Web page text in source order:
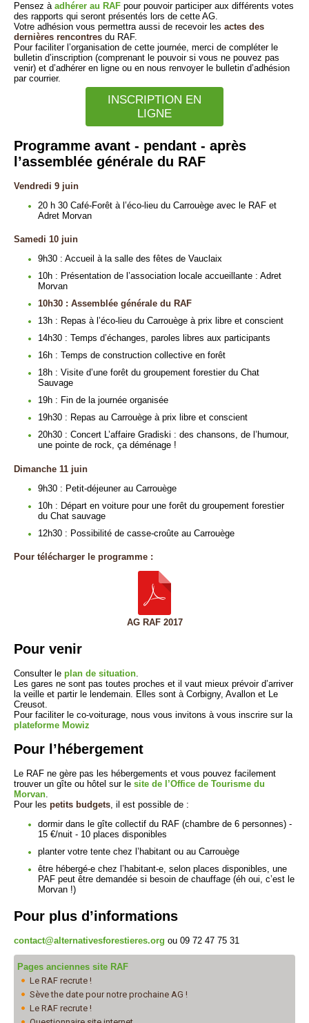
Pensez à adhérer au RAF pour pouvoir participer aux différents votes
des rapports qui seront présentés lors de cette AG.
Votre adhésion vous permettra aussi de recevoir les actes des
dernières rencontres du RAF.
Pour faciliter l’organisation de cette journée, merci de compléter le
bulletin d’inscription (comprenant le pouvoir si vous ne pouvez pas
venir) et d’adhérer en ligne ou en nous renvoyer le bulletin d’adhésion
par courrier.
INSCRIPTION EN
LIGNE
Programme avant - pendant - après
l’assemblée générale du RAF
Vendredi 9 juin
20 h 30 Café-Forêt à l’éco-lieu du Carrouège avec le RAF et
Adret Morvan
Samedi 10 juin
9h30 : Accueil à la salle des fêtes de Vauclaix
10h : Présentation de l’association locale accueillante : Adret
Morvan
10h30 : Assemblée générale du RAF
13h : Repas à l’éco-lieu du Carrouège à prix libre et conscient
14h30 : Temps d’échanges, paroles libres aux participants
16h : Temps de construction collective en forêt
18h : Visite d’une forêt du groupement forestier du Chat
Sauvage
19h : Fin de la journée organisée
19h30 : Repas au Carrouège à prix libre et conscient
20h30 : Concert L’affaire Gradiski : des chansons, de l’humour,
une pointe de rock, ça déménage !
Dimanche 11 juin
9h30 : Petit-déjeuner au Carrouège
10h : Départ en voiture pour une forêt du groupement forestier
du Chat sauvage
12h30 : Possibilité de casse-croûte au Carrouège
Pour télécharger le programme :
AG RAF 2017
Pour venir
Consulter le plan de situation
Les gares ne sont pas toutes proches et il vaut mieux prévoir d’arriver
la veille et partir le lendemain. Elles sont à Corbigny, Avallon et Le
Creusot.
Pour faciliter le co-voiturage, nous vous invitons à vous inscrire sur la
plateforme Mowiz
Pour l’hébergement
Le RAF ne gère pas les hébergements et vous pouvez facilement
trouver un gîte ou hôtel sur le site de l’Office de Tourisme du
Morvan.
Pour les petits budgets, il est possible de :
dormir dans le gîte collectif du RAF (chambre de 6 personnes) -
15 €/nuit - 10 places disponibles
planter votre tente chez l’habitant ou au Carrouège
être hébergé-e chez l’habitant-e, selon places disponibles, une
PAF peut être demandée si besoin de chauffage (éh oui, c’est le
Morvan !)
Pour plus d’informations
contact@alternativesforestieres.org ou 09 72 47 75 31
Pages anciennes site RAF
Le RAF recrute !
Sève the date pour notre prochaine AG !
Le RAF recrute !